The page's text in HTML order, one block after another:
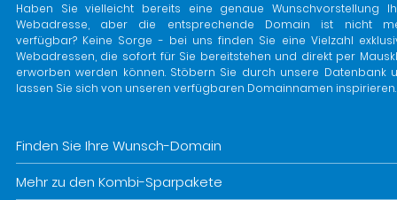
Haben Sie vielleicht bereits eine genaue Wunschvorstellung
Webadresse, aber die entsprechende Domain ist nicht
verfügbar? Keine Sorge - bei uns finden Sie eine Vielzahl
Webadressen, die sofort für Sie bereitstehen und direkt per
erworben werden können. Stöbern Sie durch unsere Datenbank
lassen Sie sich von unseren verfügbaren Domainnamen inspirieren.
Finden Sie Ihre Wunsch-Domain
Mehr zu den Kombi-Sparpakete